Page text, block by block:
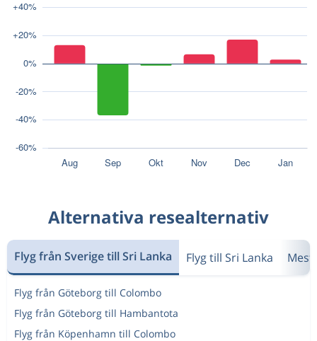
Alternativa resealternativ
Flyg från Sverige till Sri Lanka Flyg till Sri Lanka Mest
Flyg från Göteborg till Colombo
Flyg från Göteborg till Hambantota
Flyg från Köpenhamn till Colombo